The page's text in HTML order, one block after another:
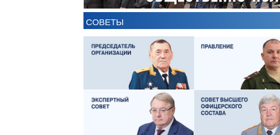
СОВЕТЫ
ЕВГЕНИЙ ЧЕРДАКОВ ОЛЕГ ЛОГУНОВ